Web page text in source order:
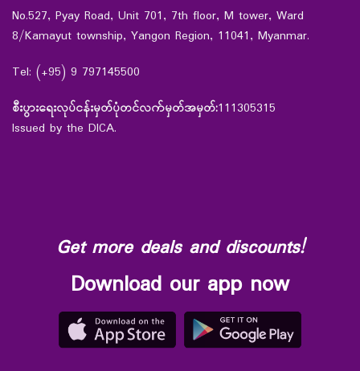
No.527, Pyay Road, Unit 701, 7th floor, M tower, Ward
8/Kamayut township, Yangon Region, 11041, Myanmar.
Tel: (+95) 9 797145500
စီးပွားရေးလုပ်ငန်းမှတ်ပုံတင်လက်မှတ်အမှတ်:111305315
Issued by the DICA.
Get more deals and discounts!
Download our app now